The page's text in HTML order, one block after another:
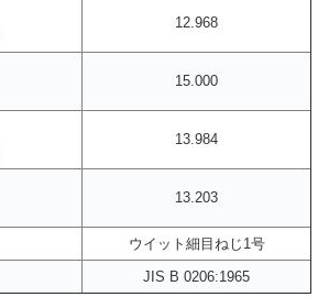
12.968
15.000
13.984
13.203
ウイット細目ねじ1号
JIS B 0206:1965